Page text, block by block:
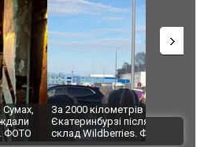
від кордону з Україною: в
атаки дронів загорівся
ФОТО. ВІДЕО
"Мої
ВІДЕО